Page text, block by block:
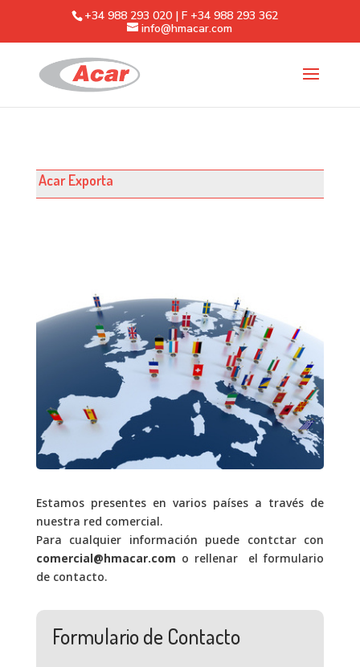
+34 988 293 020 | F +34 988 293 362
info@hmacar.com
Acar Exporta
Estamos presentes en varios países a través de
nuestra red comercial.
Para cualquier información puede contctar con
comercial@hmacar.com o rellenar el formulario
de contacto.
Formulario de Contacto